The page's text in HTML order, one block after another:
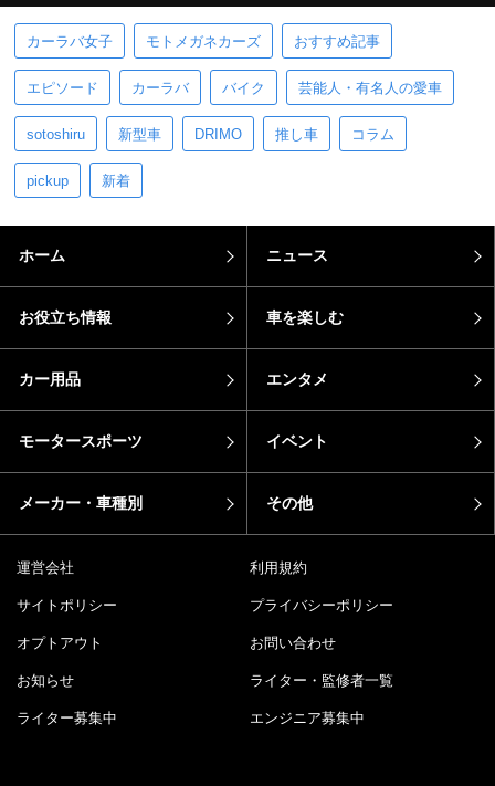
カーラバ女子 モトメガネカーズ おすすめ記事
エピソード カーラバ バイク 芸能人・有名人の愛車
sotoshiru 新型車 DRIMO 推し車 コラム
pickup 新着
ホーム ニュース
お役立ち情報 車を楽しむ
カー用品 エンタメ
モータースポーツ イベント
メーカー・車種別 その他
運営会社 利用規約
サイトポリシー プライバシーポリシー
オプトアウト お問い合わせ
お知らせ ライター・監修者一覧
ライター募集中 エンジニア募集中